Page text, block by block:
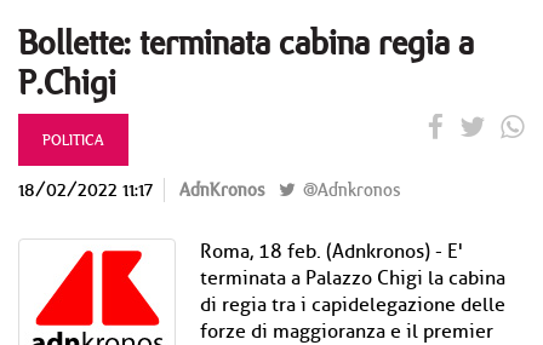
Bollette: terminata cabina regia a
P.Chigi
POLITICA
18/02/2022 11:17 AdnKronos @Adnkronos
Roma, 18 feb. (Adnkronos) - E'
terminata a Palazzo Chigi la cabina
di regia tra i capidelegazione delle
forze di maggioranza e il premier